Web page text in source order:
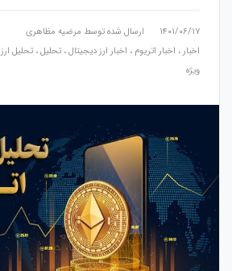
۱۴۰۱/۰۶/۱۷ ارسال شده توسط مرضیه مظاهری
اخبار ، اخبار اتریوم ، اخبار ارز دیجیتال، تحلیل، تحلیل
ویژه